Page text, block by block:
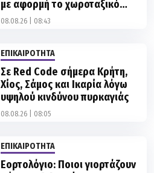
ΕΠΙΚΑΙΡΟΤΗΤΑ
Χίος, Σάμος και Ικαρία λόγω
υψηλού κινδύνου πυρκαγιάς
08.08.26 | 08:05
ΕΠΙΚΑΙΡΟΤΗΤΑ
σήμερα, 8 Αυγούστου
08.08.26 | 07:41